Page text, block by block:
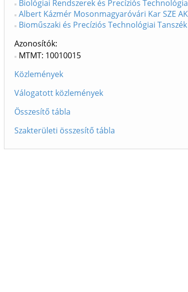
Biológiai Rendszerek és Precíziós
Albert Kázmér Mosonmagyaróvári Kar SZE
Bioműszaki és Precíziós Technológiai Tanszék
Azonosítók
MTMT: 10010015
Közlemények
Válogatott közlemények
Összesítő tábla
Szakterületi összesítő tábla